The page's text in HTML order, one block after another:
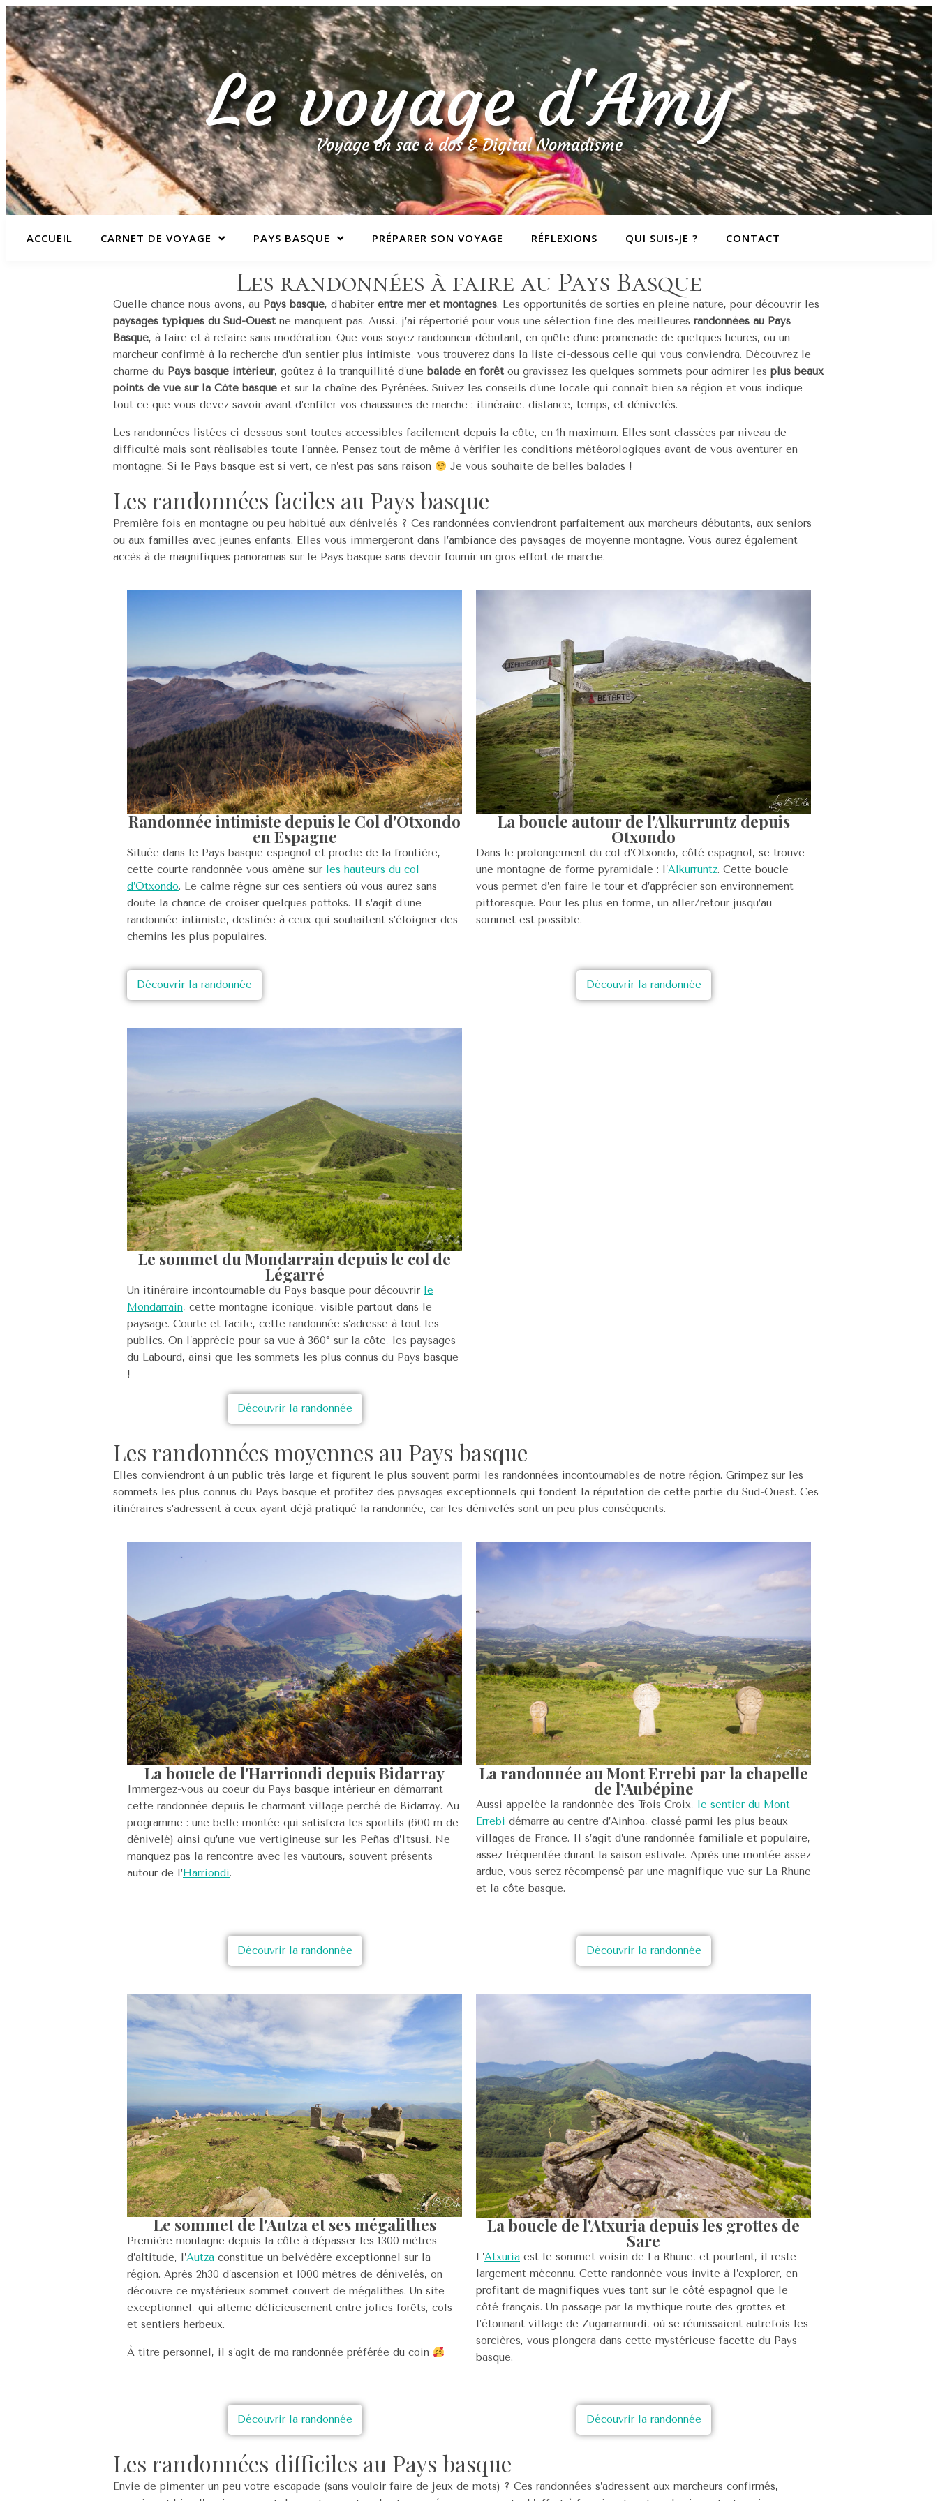
Le voyage d'Amy
Voyage en sac à dos & Digital Nomadisme
ACCUEIL CARNET DE VOYAGE PAYS BASQUE PRÉPARER SON VOYAGE RÉFLEXIONS QUI SUIS-JE ? CONTACT
Les randonnées à faire au Pays Basque
Quelle chance nous avons, au Pays basque, d’habiter entre mer et montagnes. Les opportunités de sorties en pleine nature, pour découvrir les
paysages typiques du Sud-Ouest ne manquent pas. Aussi, j’ai répertorié pour vous une sélection fine des meilleures randonnées au Pays
Basque, à faire et à refaire sans modération. Que vous soyez randonneur débutant, en quête d’une promenade de quelques heures, ou un
marcheur confirmé à la recherche d’un sentier plus intimiste, vous trouverez dans la liste ci-dessous celle qui vous conviendra. Découvrez le
charme du Pays basque intérieur, goûtez à la tranquillité d’une balade en forêt ou gravissez les quelques sommets pour admirer les plus beaux
points de vue sur la Côte basque et sur la chaîne des Pyrénées. Suivez les conseils d’une locale qui connaît bien sa région et vous indique
tout ce que vous devez savoir avant d’enfiler vos chaussures de marche : itinéraire, distance, temps, et dénivelés.
Les randonnées listées ci-dessous sont toutes accessibles facilement depuis la côte, en 1h maximum. Elles sont classées par niveau de
difficulté mais sont réalisables toute l’année. Pensez tout de même à vérifier les conditions météorologiques avant de vous aventurer en
montagne. Si le Pays basque est si vert, ce n’est pas sans raison
Je vous souhaite de belles balades !
Les randonnées faciles au Pays basque
Première fois en montagne ou peu habitué aux dénivelés ? Ces randonnées conviendront parfaitement aux marcheurs débutants, aux seniors
ou aux familles avec jeunes enfants. Elles vous immergeront dans l’ambiance des paysages de moyenne montagne. Vous aurez également
accès à de magnifiques panoramas sur le Pays basque sans devoir fournir un gros effort de marche.
Randonnée intimiste depuis le Col d'Otxondo
en Espagne
Située dans le Pays basque espagnol et proche de la frontière,
cette courte randonnée vous amène sur les hauteurs du col
d’Otxondo. Le calme règne sur ces sentiers où vous aurez sans
doute la chance de croiser quelques pottoks. Il s’agit d’une
randonnée intimiste, destinée à ceux qui souhaitent s’éloigner des
chemins les plus populaires.
La boucle autour de l'Alkurruntz depuis
Otxondo
Dans le prolongement du col d’Otxondo, côté espagnol, se trouve
une montagne de forme pyramidale : l’Alkurruntz. Cette boucle
vous permet d’en faire le tour et d’apprécier son environnement
pittoresque. Pour les plus en forme, un aller/retour jusqu’au
sommet est possible.
Découvrir la randonnée Découvrir la randonnée
Le sommet du Mondarrain depuis le col de
Légarré
Un itinéraire incontournable du Pays basque pour découvrir le
Mondarrain, cette montagne iconique, visible partout dans le
paysage. Courte et facile, cette randonnée s’adresse à tout les
publics. On l’apprécie pour sa vue à 360° sur la côte, les paysages
du Labourd, ainsi que les sommets les plus connus du Pays basque
!
Découvrir la randonnée
Les randonnées moyennes au Pays basque
Elles conviendront à un public très large et figurent le plus souvent parmi les randonnées incontournables de notre région. Grimpez sur les
sommets les plus connus du Pays basque et profitez des paysages exceptionnels qui fondent la réputation de cette partie du Sud-Ouest. Ces
itinéraires s’adressent à ceux ayant déjà pratiqué la randonnée, car les dénivelés sont un peu plus conséquents.
La boucle de l'Harriondi depuis Bidarray
Immergez-vous au coeur du Pays basque intérieur en démarrant
cette randonnée depuis le charmant village perché de Bidarray. Au
programme : une belle montée qui satisfera les sportifs (600 m de
dénivelé) ainsi qu’une vue vertigineuse sur les Peñas d’Itsusi. Ne
manquez pas la rencontre avec les vautours, souvent présents
autour de l’Harriondi.
La randonnée au Mont Errebi par la chapelle
de l'Aubépine
Aussi appelée la randonnée des Trois Croix,
le sentier du Mont
Errebi démarre au centre d’Ainhoa, classé parmi les plus beaux
villages de France. Il s’agit d’une randonnée familiale et populaire,
assez fréquentée durant la saison estivale. Après une montée assez
ardue, vous serez récompensé par une magnifique vue sur La Rhune
et la côte basque.
Découvrir la randonnée Découvrir la randonnée
Le sommet de l'Autza et ses mégalithes
Première montagne depuis la côte à dépasser les 1300 mètres
d’altitude, l’Autza constitue un belvédère exceptionnel sur la
région. Après 2h30 d’ascension et 1000 mètres de dénivelés, on
découvre ce mystérieux sommet couvert de mégalithes. Un site
exceptionnel, qui alterne délicieusement entre jolies forêts, cols
et sentiers herbeux.
À titre personnel, il s’agit de ma randonnée préférée du coin
La boucle de l'Atxuria depuis les grottes de
Sare
L’Atxuria est le sommet voisin de La Rhune, et pourtant, il reste
largement méconnu. Cette randonnée vous invite à l’explorer, en
profitant de magnifiques vues tant sur le côté espagnol que le
côté français. Un passage par la mythique route des grottes et
l’étonnant village de Zugarramurdi, où se réunissaient autrefois les
sorcières, vous plongera dans cette mystérieuse facette du Pays
basque.
Découvrir la randonnée Découvrir la randonnée
Les randonnées difficiles au Pays basque
Envie de pimenter un peu votre escapade (sans vouloir faire de jeux de mots) ? Ces randonnées s’adressent aux marcheurs confirmés,